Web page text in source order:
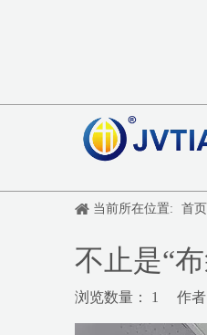
当前所在位置: 首页
不止是“
浏览数量： 1 作者